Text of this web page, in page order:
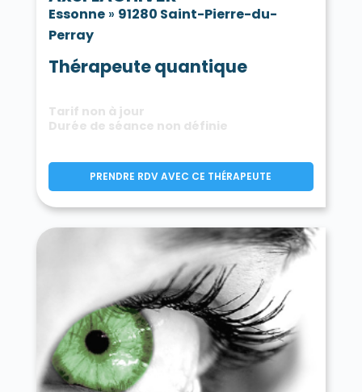
Essonne» 91280 Saint-Pierre-du-
Perray
Thérapeute quantique
Tarif non à jour
Durée de séance non définie
PRENDRE RDV AVEC CE THÉRAPEUTE